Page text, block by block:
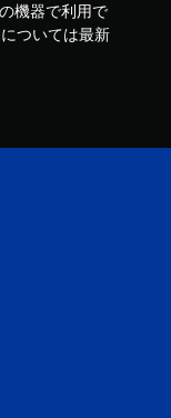
機器で利用で
ついては最新